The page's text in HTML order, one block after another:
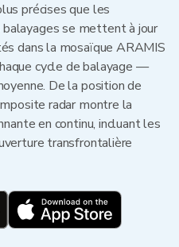
précises que les
se mettent à jour
dans la mosaïque ARAMIS
cycle de balayage —
De la position de
radar montre la
en continu, incluant les
transfrontalière